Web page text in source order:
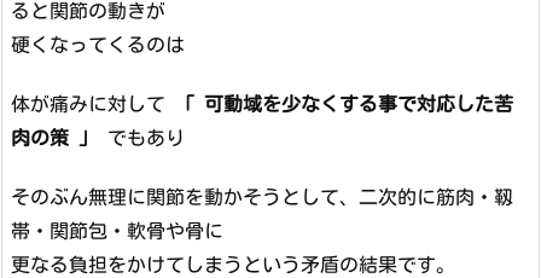
ると関節の動きが
硬くなってくるのは
体が痛みに対して
「 可動域を少なくする事で対応した苦
肉の策 」
でもあり
そのぶん無理に関節を動かそうとして、二次的に筋肉・靱
帯・関節包・軟骨や骨に
更なる負担をかけてしまうという矛盾の結果です。